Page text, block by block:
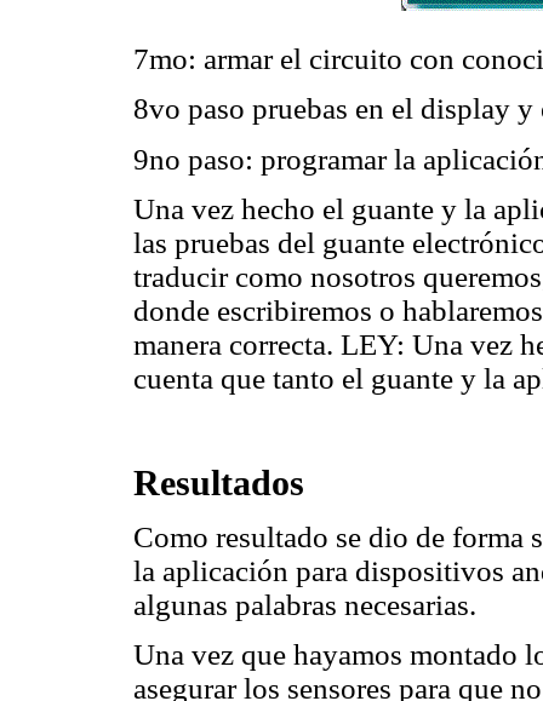
7mo: armar el circuito con
8vo paso pruebas en el display y
9no paso: programar la
Una vez hecho el guante y la
las pruebas del guante
traducir como nosotros
donde escribiremos o
manera correcta. LEY: Una vez
cuenta que tanto el guante y la
Resultados
Como resultado se dio de forma
la aplicación para dispositivos
algunas palabras necesarias.
Una vez que hayamos montado
asegurar los sensores para que